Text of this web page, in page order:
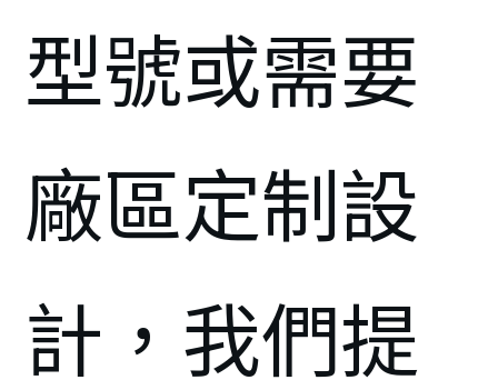
型號或需要
廠區定制設
計，我們提